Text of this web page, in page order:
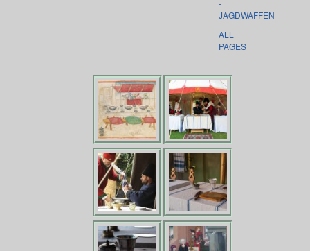
-
JAGDWAFFEN
ALL
PAGES